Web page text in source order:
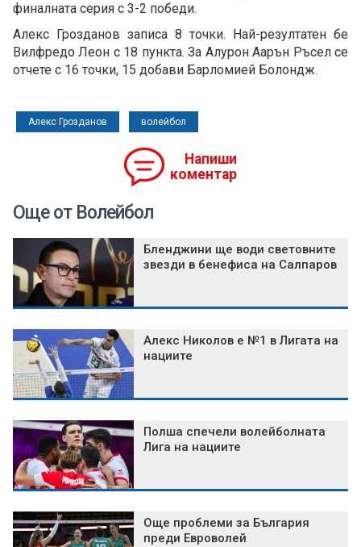
финалната серия с 3-2 победи.
Алекс Грозданов записа 8 точки. Най-резултатен бе
Вилфредо Леон с 18 пункта. За Алурон Аарън Ръсел се
отчете с 16 точки, 15 добави Барломией Болондж.
Алекс Грозданов волейбол
Напиши
коментар
Още от Волейбол
Бленджини ще води световните
звезди в бенефиса на Салпаров
Алекс Николов е №1 в Лигата на
нациите
Полша спечели волейболната
Лига на нациите
Още проблеми за България
преди Евроволей